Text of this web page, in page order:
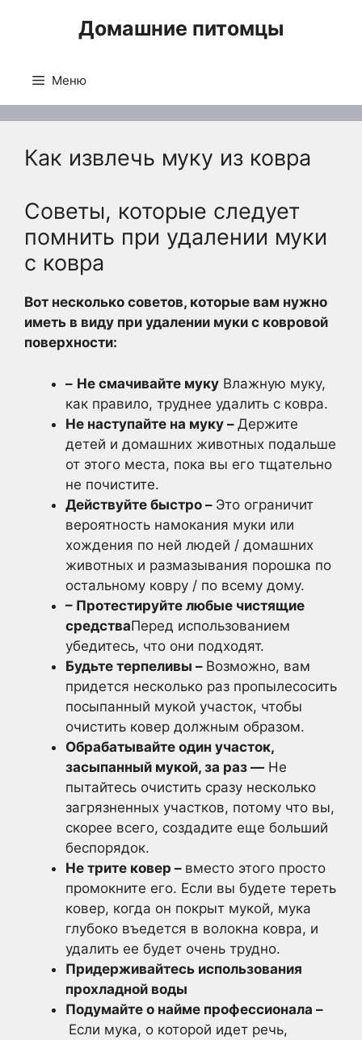
Домашние питомцы
Меню
Как извлечь муку из ковра
Советы, которые следует
помнить при удалении муки
с ковра
Вот несколько советов, которые вам нужно
иметь в виду при удалении муки с ковровой
поверхности:
– Не смачивайте муку Влажную муку,
как правило, труднее удалить с ковра.
Не наступайте на муку – Держите
детей и домашних животных подальше
от этого места, пока вы его тщательно
не почистите.
Действуйте быстро – Это ограничит
вероятность намокания муки или
хождения по ней людей / домашних
животных и размазывания порошка по
остальному ковру / по всему дому.
– Протестируйте любые чистящие
средстваПеред использованием
убедитесь, что они подходят.
Будьте терпеливы – Возможно, вам
придется несколько раз пропылесосить
посыпанный мукой участок, чтобы
очистить ковер должным образом.
Обрабатывайте один участок,
засыпанный мукой, за раз — Не
пытайтесь очистить сразу несколько
загрязненных участков, потому что вы,
скорее всего, создадите еще больший
беспорядок.
Не трите ковер – вместо этого просто
промокните его. Если вы будете тереть
ковер, когда он покрыт мукой, мука
глубоко въедется в волокна ковра, и
удалить ее будет очень трудно.
Придерживайтесь использования
прохладной воды
Подумайте о найме профессионала –
Если мука, о которой идет речь,